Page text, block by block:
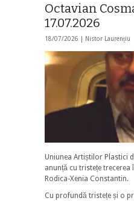
Octavian
17.07.2026
18/07/2026 | Nistor Laurențiu
Uniunea Artiștilor Plastici
anunță cu tristețe
Rodica-Xenia Constantin.
Cu profundă tristețe și o